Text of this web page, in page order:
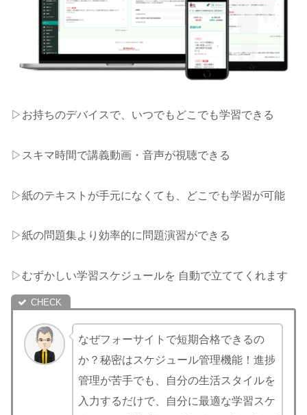
▷お持ちのデバイスで、いつでもどこでも学習できる
▷スキマ時間で講義動画・音声が視聴できる
▷紙のテキストが手元になくても、どこでも学習が可能
▷紙の問題集より効率的に問題演習ができる
▷むずかしい学習スケジュールを 自動で立ててくれます
なぜフォーサイトで短期合格できるの
か？秘密はスケジュール管理機能！進捗
管理が苦手でも、自分の生活スタイルを
入力するだけで、自分に最適な学習スケ